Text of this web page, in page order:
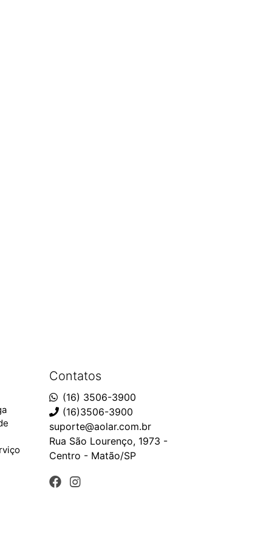
Contatos
(16) 3506-3900
(16)3506-3900
suporte@aolar.com.br
Rua São Lourenço, 1973 -
Centro - Matão/SP